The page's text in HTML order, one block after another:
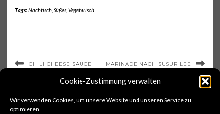
Cookie-Zustimmung verwalten
Wir verwenden Cookies, um unsere Website und unseren Service zu
optimieren.
Tags: Nachtisch, Süßes, Vegetarisch
CHILI CHEESE SAUCE MARINADE NACH SUSUR LEE